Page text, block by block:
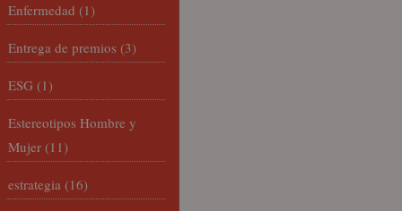
Enfermedad (1)
Entrega de premios (3)
ESG (1)
Estereotipos Hombre y
Mujer (11)
estrategia (16)